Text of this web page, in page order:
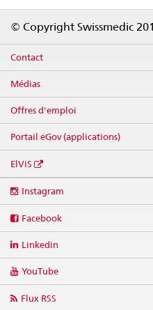
© Copyright Swissmedic
Contact
Médias
Offres d'emploi
Portail eGov (applications)
ElViS
media
Instagram
Facebook
Linkedin
YouTube
Flux RSS